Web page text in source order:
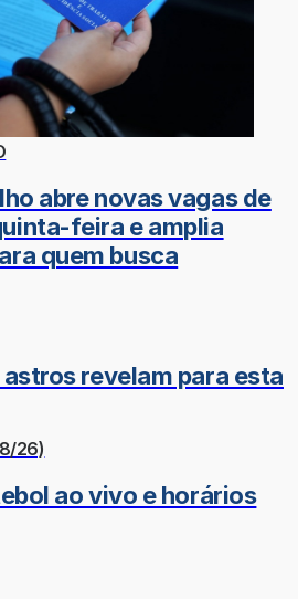
abre novas vagas de
feira e amplia
quem busca
revelam para esta
26)
ao vivo e horários